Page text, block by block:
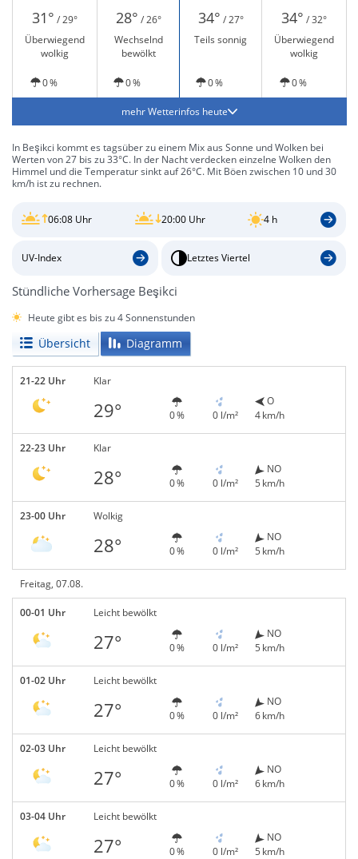
31° / 29° 28° / 26° 34° / 27° 34° / 32°
Überwiegend
wolkig
Wechselnd
bewölkt
Teils sonnig
Überwiegend
wolkig
0 % 0 % 0 % 0 %
mehr Wetterinfos heute
In Beşikci kommt es tagsüber zu einem Mix aus Sonne und Wolken bei
Werten von 27 bis zu 33°C. In der Nacht verdecken einzelne Wolken den
Himmel und die Temperatur sinkt auf 26°C. Mit Böen zwischen 10 und 30
km/h ist zu rechnen.
06:08 Uhr 20:00 Uhr 4 h
UV-Index Letztes Viertel
Stündliche Vorhersage Beşikci
Heute gibt es bis zu 4 Sonnenstunden
Übersicht Diagramm
21-22 Uhr Klar
29° 0 % 0 l/m²
O
4 km/h
22-23 Uhr Klar
28° 0 % 0 l/m²
NO
5 km/h
23-00 Uhr Wolkig
28° 0 % 0 l/m²
NO
5 km/h
Freitag, 07.08.
00-01 Uhr Leicht bewölkt
27° 0 % 0 l/m²
NO
5 km/h
01-02 Uhr Leicht bewölkt
27° 0 % 0 l/m²
NO
6 km/h
02-03 Uhr Leicht bewölkt
27° 0 % 0 l/m²
NO
6 km/h
03-04 Uhr Leicht bewölkt
27° 0 % 0 l/m²
NO
5 km/h